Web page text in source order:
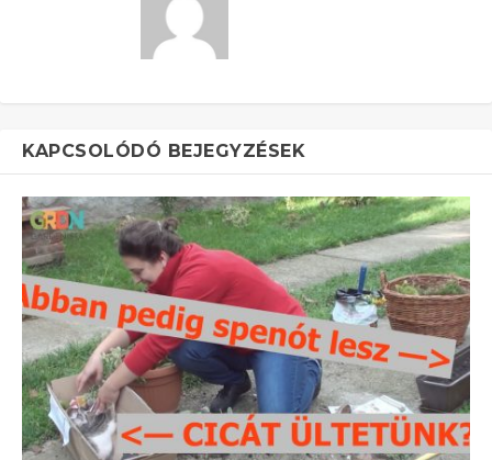
KAPCSOLÓDÓ BEJEGYZÉSEK